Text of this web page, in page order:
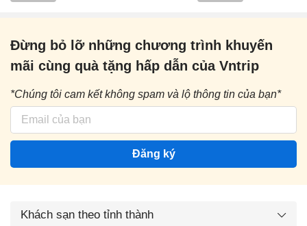
Đừng bỏ lỡ những chương trình khuyến
mãi cùng quà tặng hấp dẫn của Vntrip
*Chúng tôi cam kết không spam và lộ thông tin của bạn*
Đăng ký
Khách sạn theo tỉnh thành